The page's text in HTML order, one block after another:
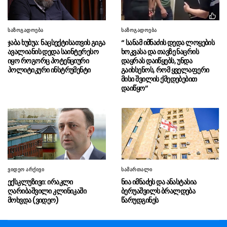
უმაღლესი განათლების რეფორმა
06.08 - 16:22
“ვინც უპირისპირდება
საქართველოს ეროვნულ ინტერესებს, მათ
მიაკითხავს სამართალი”
06.08 - 16:19ირაკლი კობახიძე გიორგი
ბარამიძის განცხადებაზე – ეს არის ყოვლად
სამარცხვინო, მოღალატეობრივი განცხადება
06.08 - 16:17არქეოლოგებმა ჩეხეთში 6 000
წელზე მეტი ხნის სამარხი აღმოაჩინეს
06.08 - 16:10“ბათუმის საზღვაო აკადემიაში
იქმნება ძალიან მნიშვნელოვანი რესურსი
ეკონომიკური თვალსაზრისით”
06.08 - 16:09“ეს არის საბოტაჟი საკუთარი
ქვეყნის და ეროვნული ინტერესების
წინააღმდეგ”
საზოგადოება
ჯაბა ხუბუა: ნაცსექტისათვის გიგა
ავალიანის დედა საინტერესო
იყო როგორც პოტენციური
პოლიტიკური ინსტრუმენტი
საზოგადოება
“ სანამ იმნაძის დედა ლოყების
ხოკვასა და თავზე ნაცრის
დაყრას დაიწყებს, უნდა
გაიხსენოს, რომ ყველაფერი
მისი შვილის ქმედებებით
დაიწყო”
ვიდეო არქივი
ექსკლუზივი: ირაკლი
ღარიბაშვილი კლინიკაში
მოხვდა (ვიდეო)
სამართალი
ნია იმნაძეს და ანასტასია
ბერუაშვილს ბრალდება
წარუდგინეს